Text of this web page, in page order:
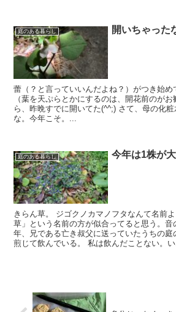
庭のある暮らし 開いちゃった
蕾（？と言っていいんだよね？）がつき始め
（葉を天ぷらとかにするのは、開花前のが
ら、昨晩すでに開いてた(^^;) さて、母の化
な。今年こそ。...
庭のある暮らし 今年は1株が
きらん草。 ジゴクノカマノフタなんて名前
草」という名前の方が似合ってると思う。
年、兄である亡き叔父に送っていたうちの
煎じて飲んでいる。 私は飲んだことない。